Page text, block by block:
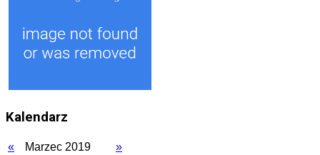
Kalendarz
« Marzec 2019
»